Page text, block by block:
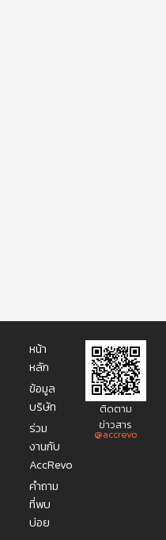
หน้า
หลัก
ข้อมูล
บริษัท
ร่วม
งานกับ
AccRevo
คำถาม
ที่พบ
บ่อย
ติดตาม
ข่าวสาร
@accrevo